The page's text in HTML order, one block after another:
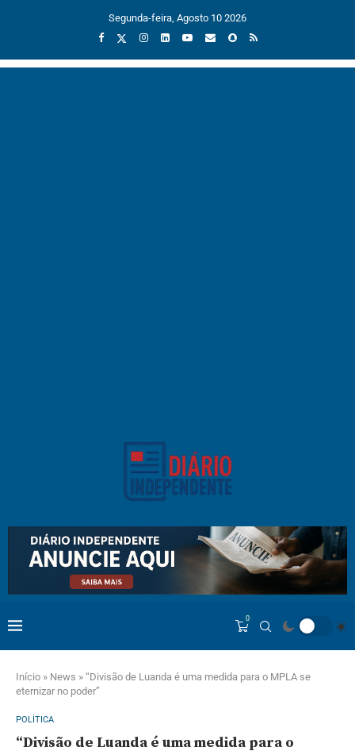
Segunda-feira, Agosto 10 2026
0
Início » News » “Divisão de Luanda é uma medida para o MPLA se
eternizar no poder”
POLÍTICA
“Divisão de Luanda é uma medida para o